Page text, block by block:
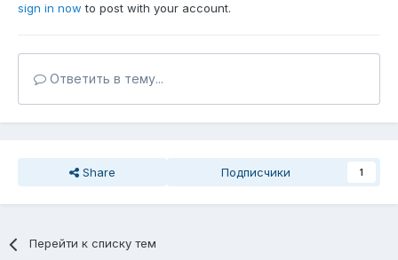
sign in now to post with your account.
Ответить в тему...
Share Подписчики 1
Перейти к списку тем